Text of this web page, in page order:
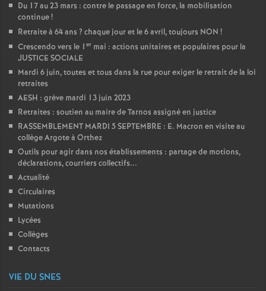
Du 17 au 23 mars : contre le passage en force, la mobilisation
continue!
Retraite à 64 ans ? chaque jour et le 6 avril, toujours NON !
Crescendo vers le 1 er mai : actions unitaires et populaires pour la
JUSTICE SOCIALE
Mardi 6 juin, toutes et tous dans la rue pour exiger le retrait de la loi
retraites
AESH : grève mardi 13 juin 2023
Retraites : soutien au maire de Tarnos assigné en justice
RASSEMBLEMENT MARDI 5 SEPTEMBRE : E. Macron en visite au
collège Argote à Orthez
Outils pour agir dans nos établissements : partage de motions,
déclarations, courriers collectifs...
Actualité
Circulaires
Mutations
Lycées
Collèges
Contacts
VIE DU SNES